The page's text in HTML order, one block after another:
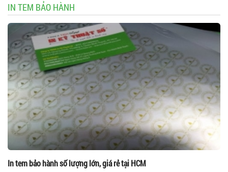
IN TEM BẢO HÀNH
In tem bảo hành số lượng lớn, giá rẻ tại HCM